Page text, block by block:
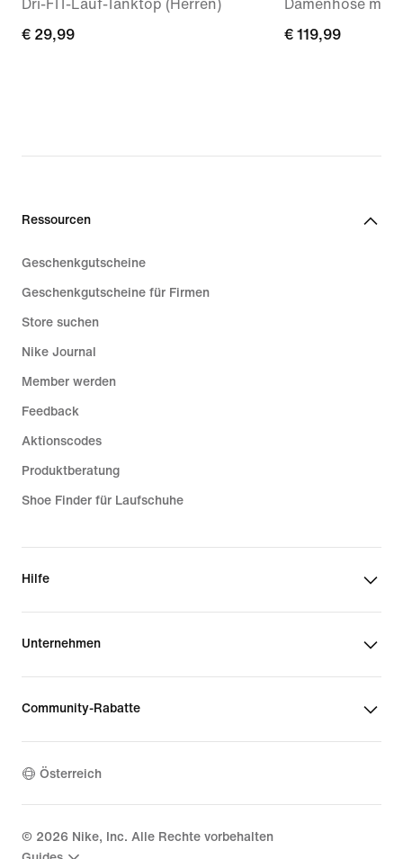
Dri-FIT-Lauf-Tanktop (Herren)
€ 29,99
€ 29,99
Damenhose mit
€ 119,99
€ 119,99
Ressourcen
Geschenkgutscheine
Geschenkgutscheine für Firmen
Store suchen
Nike Journal
Member werden
Feedback
Aktionscodes
Produktberatung
Shoe Finder für Laufschuhe
Hilfe
Unternehmen
Community-Rabatte
Österreich
© 2026 Nike, Inc. Alle Rechte vorbehalten